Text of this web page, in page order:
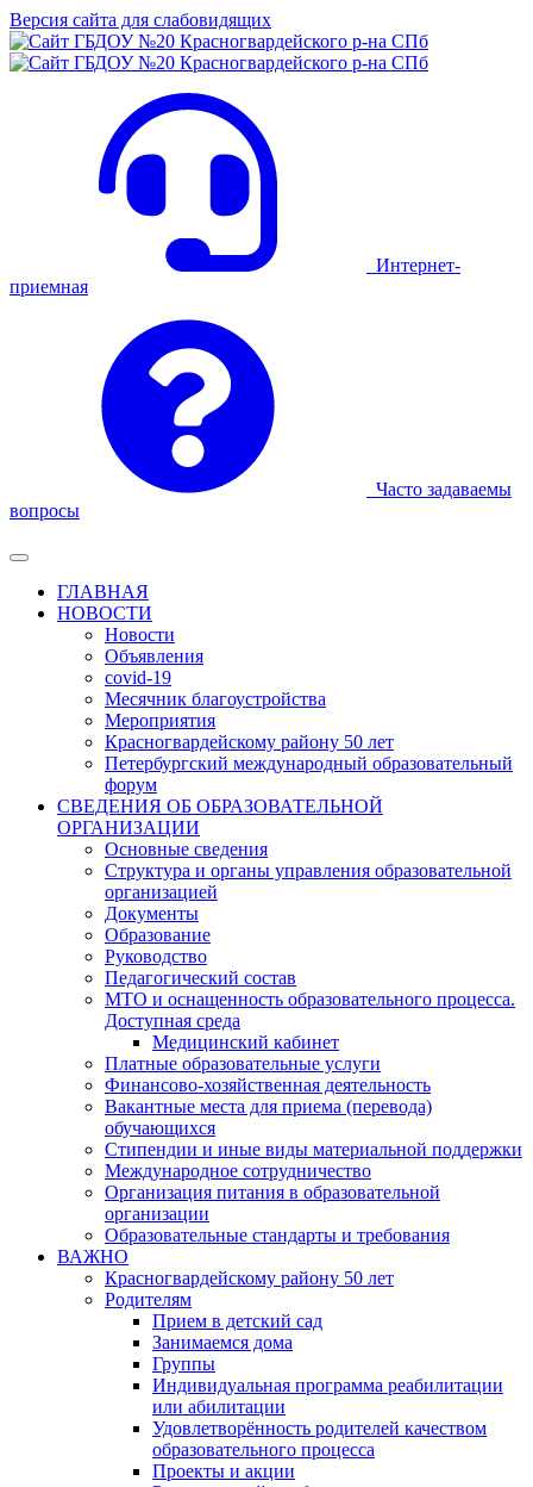
Версия сайта для слабовидящих
Интернет-
приемная
Часто задаваемы
вопросы
ГЛАВНАЯ
НОВОСТИ
Новости
Объявления
covid-19
Месячник благоустройства
Мероприятия
Красногвардейскому району 50 лет
Петербургский международный образовательный
форум
СВЕДЕНИЯ ОБ ОБРАЗОВАТЕЛЬНОЙ
ОРГАНИЗАЦИИ
Основные сведения
Структура и органы управления образовательной
организацией
Документы
Образование
Руководство
Педагогический состав
МТО и оснащенность образовательного процесса.
Доступная среда
Медицинский кабинет
Платные образовательные услуги
Финансово-хозяйственная деятельность
Вакантные места для приема (перевода)
обучающихся
Стипендии и иные виды материальной поддержки
Международное сотрудничество
Организация питания в образовательной
организации
Образовательные стандарты и требования
ВАЖНО
Красногвардейскому району 50 лет
Родителям
Прием в детский сад
Занимаемся дома
Группы
Индивидуальная программа реабилитации
или абилитации
Удовлетворённость родителей качеством
образовательного процесса
Проекты и акции